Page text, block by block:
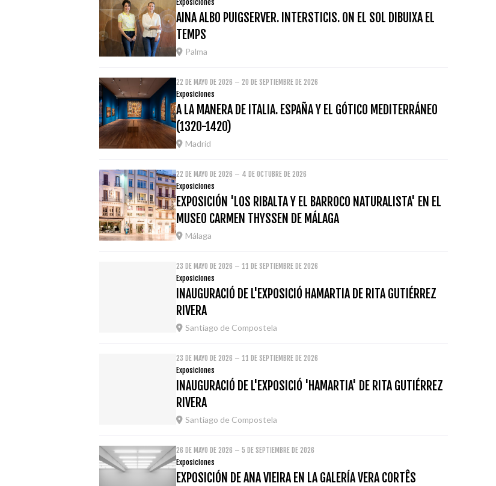
Exposiciones
AINA ALBO PUIGSERVER. INTERSTICIS. ON EL SOL DIBUIXA EL
TEMPS
Palma
22 DE MAYO DE 2026 – 20 DE SEPTIEMBRE DE 2026
Exposiciones
A LA MANERA DE ITALIA. ESPAÑA Y EL GÓTICO MEDITERRÁNEO
(1320-1420)
Madrid
22 DE MAYO DE 2026 – 4 DE OCTUBRE DE 2026
Exposiciones
EXPOSICIÓN 'LOS RIBALTA Y EL BARROCO NATURALISTA' EN EL
MUSEO CARMEN THYSSEN DE MÁLAGA
Málaga
23 DE MAYO DE 2026 – 11 DE SEPTIEMBRE DE 2026
Exposiciones
INAUGURACIÓ DE L'EXPOSICIÓ HAMARTIA DE RITA GUTIÉRREZ
RIVERA
Santiago de Compostela
23 DE MAYO DE 2026 – 11 DE SEPTIEMBRE DE 2026
Exposiciones
INAUGURACIÓ DE L'EXPOSICIÓ 'HAMARTIA' DE RITA GUTIÉRREZ
RIVERA
Santiago de Compostela
26 DE MAYO DE 2026 – 5 DE SEPTIEMBRE DE 2026
Exposiciones
EXPOSICIÓN DE ANA VIEIRA EN LA GALERÍA VERA CORTÊS